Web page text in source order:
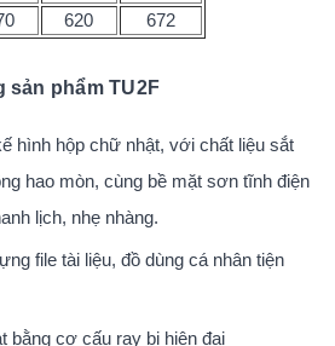
620 672
sản phẩm TU2F
hình hộp chữ nhật, với chất liệu sắt
hao mòn, cùng bề mặt sơn tĩnh điện
lịch, nhẹ nhàng.
file tài liệu, đồ dùng cá nhân tiện
bằng cơ cấu ray bi hiện đại